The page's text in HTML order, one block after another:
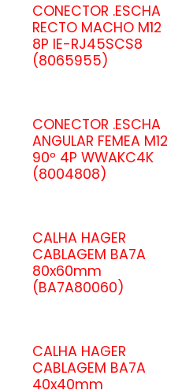
CONECTOR .ESCHA
RECTO MACHO M12
8P IE-RJ45SCS8
(8065955)
CONECTOR .ESCHA
ANGULAR FEMEA M12
90º 4P WWAKC4K
(8004808)
CALHA HAGER
CABLAGEM BA7A
80x60mm
(BA7A80060)
CALHA HAGER
CABLAGEM BA7A
40x40mm